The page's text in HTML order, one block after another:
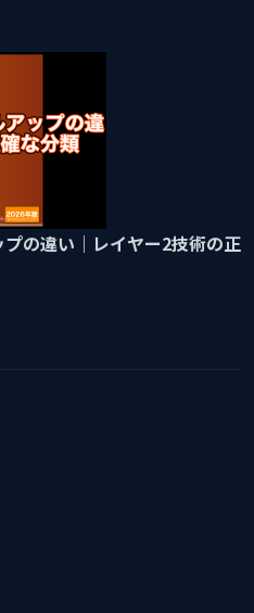
の違い｜レイヤー2技術の正